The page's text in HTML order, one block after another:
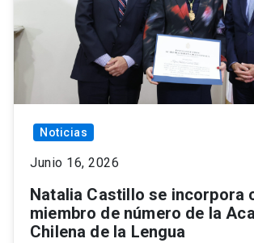
Noticias
Junio 16, 2026
Natalia Castillo se incorpora
miembro de número de la
Chilena de la Lengua